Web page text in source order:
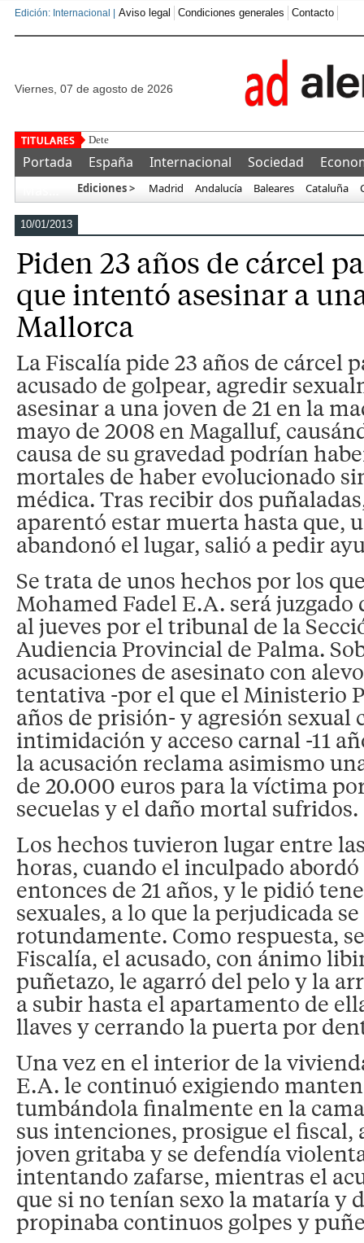
Edición: Internacional | Aviso legal Condiciones generales Contacto
viernes, 07 de agosto de 2026
Detenido un marroquí tras golpear, sec
Portada España Internacional Sociedad
Ediciones > Madrid Andalucía Baleares Cataluña
10/01/2013
Piden 23 años de cárcel
que intentó asesinar a
Mallorca
La Fiscalía pide 23 años de cárcel
acusado de golpear, agredir
asesinar a una joven de 21 en la
mayo de 2008 en Magalluf,
causa de su gravedad podrían
mortales de haber evolucionado
médica. Tras recibir dos
aparentó estar muerta hasta que,
abandonó el lugar, salió a pedir
Se trata de unos hechos por los
Mohamed Fadel E.A. será juzgado
al jueves por el tribunal de la
Audiencia Provincial de Palma.
acusaciones de asesinato con
tentativa -por el que el Ministerio
años de prisión- y agresión sexual
intimidación y acceso carnal -11
la acusación reclama asimismo
de 20.000 euros para la víctima
secuelas y el daño mortal sufridos.
Los hechos tuvieron lugar entre
horas, cuando el inculpado
entonces de 21 años, y le pidió
sexuales, a lo que la perjudicada
rotundamente. Como respuesta,
Fiscalía, el acusado, con ánimo
puñetazo, le agarró del pelo y la
a subir hasta el apartamento de
llaves y cerrando la puerta por
Una vez en el interior de la
E.A. le continuó exigiendo
tumbándola finalmente en la
sus intenciones, prosigue el fiscal,
joven gritaba y se defendía
intentando zafarse, mientras el
que si no tenían sexo la mataría y
propinaba continuos golpes y